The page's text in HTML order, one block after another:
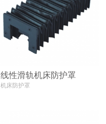
线性滑轨机床防护罩
机床防护罩